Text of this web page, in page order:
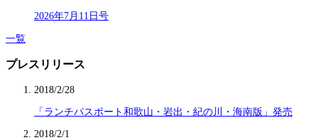
2026年7月11日号
一覧
プレスリリース
2018/2/28
「ランチパスポート和歌山・岩出・紀の川・海南版」発売
2018/2/1